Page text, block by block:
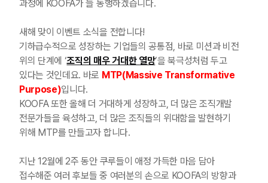
과정에 KOOFA가 늘 동행하겠습니다.
새해 맞이 이벤트 소식을 전합니다!
기하급수적으로 성장하는 기업들의 공통점, 바로 미션과 비전
위의 단계에 ‘조직의 매우 거대한 열망’을 북극성처럼 두고
있다는 것인데요. 바로 MTP(Massive Transformative
Purpose)입니다.
KOOFA 또한 올해 더 거대하게 성장하고, 더 많은 조직개발
전문가들을 육성하고, 더 많은 조직들의 위대함을 발현하기
위해 MTP를 만들고자 합니다.
지난 12월에 2주 동안 쿠루들이 애정 가득한 마음 담아
접수해준 여러 후보들 중 여러분의 손으로 KOOFA의 방향과